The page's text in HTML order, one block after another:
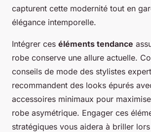
capturent cette modernité tout en
élégance intemporelle.
Intégrer ces éléments tendance
robe conserve une allure actuelle.
conseils de mode des stylistes
recommandent des looks épurés
accessoires minimaux pour
robe asymétrique. Engager ces
stratégiques vous aidera à briller